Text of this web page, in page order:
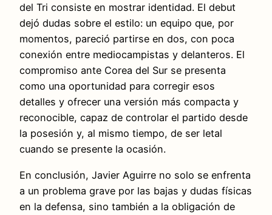
del Tri consiste en mostrar identidad. El debut
dejó dudas sobre el estilo: un equipo que, por
momentos, pareció partirse en dos, con poca
conexión entre mediocampistas y delanteros. El
compromiso ante Corea del Sur se presenta
como una oportunidad para corregir esos
detalles y ofrecer una versión más compacta y
reconocible, capaz de controlar el partido desde
la posesión y, al mismo tiempo, de ser letal
cuando se presente la ocasión.
En conclusión, Javier Aguirre no solo se enfrenta
a un problema grave por las bajas y dudas físicas
en la defensa, sino también a la obligación de